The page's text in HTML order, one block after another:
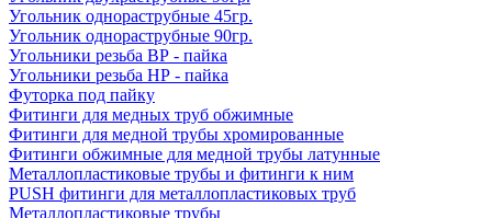
Угольник однораструбные 45гр.
Угольник однораструбные 90гр.
Угольники резьба ВР - пайка
Угольники резьба НР - пайка
Футорка под пайку
Фитинги для медных труб обжимные
Фитинги для медной трубы хромированные
Фитинги обжимные для медной трубы латунные
Металлопластиковые трубы и фитинги к ним
PUSH фитинги для металлопластиковых труб
Металлопластиковые трубы